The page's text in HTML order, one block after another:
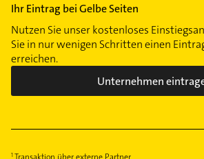
Ihr Eintrag bei Gelbe Seiten
Nutzen Sie unser kostenloses
Sie in nur wenigen Schritten einen
erreichen.
Unternehmen